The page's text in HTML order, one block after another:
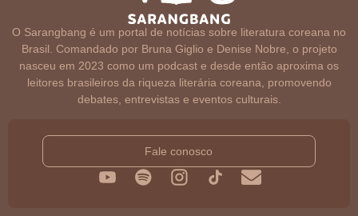
O Sarangbang é um portal de notícias sobre literatura coreana no
Brasil. Comandado por Bruna Giglio e Denise Nobre, o projeto
nasceu em 2023 como um podcast e desde então aproxima os
leitores brasileiros da riqueza literária coreana, promovendo
debates, entrevistas e eventos culturais.
Fale conosco